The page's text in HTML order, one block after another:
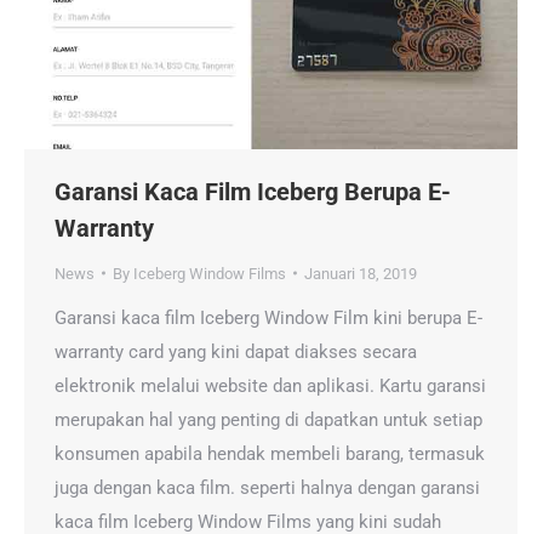
Garansi Kaca Film Iceberg Berupa E-
Warranty
News By Iceberg Window Films Januari 18, 2019
Garansi kaca film Iceberg Window Film kini berupa E-
warranty card yang kini dapat diakses secara
elektronik melalui website dan aplikasi. Kartu garansi
merupakan hal yang penting di dapatkan untuk setiap
konsumen apabila hendak membeli barang, termasuk
juga dengan kaca film. seperti halnya dengan garansi
kaca film Iceberg Window Films yang kini sudah